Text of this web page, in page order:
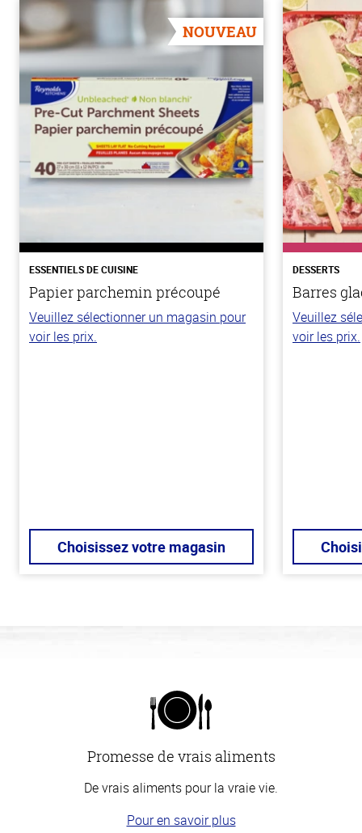
NOUVEAU
ESSENTIELS DE CUISINE
Papier parchemin précoupé
Veuillez sélectionner un magasin pour
voir les prix.
Choisissez votre magasin
DESSERTS
Barres
Veuillez
voir les prix.
Promesse de vrais aliments
De vrais aliments pour la vraie vie.
Pour en savoir plus